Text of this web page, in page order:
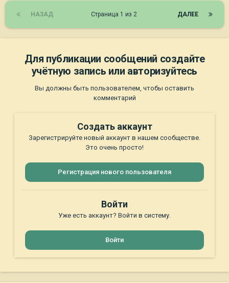
НАЗАД ДАЛЕЕ
Страница 1 из 2
Для публикации сообщений создайте
учётную запись или авторизуйтесь
Вы должны быть пользователем, чтобы оставить
комментарий
Создать аккаунт
Зарегистрируйте новый аккаунт в нашем сообществе.
Это очень просто!
Регистрация нового пользователя
Войти
Уже есть аккаунт? Войти в систему.
Войти